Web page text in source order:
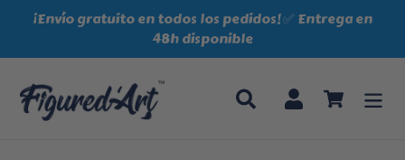
directamente
¡Envío gratuito en todos los pedidos! ✅ Entrega en
48h disponible
Buscar IngresarCarrito